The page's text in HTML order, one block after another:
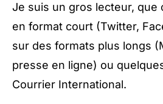
Je suis un gros lecteur, que
en format court (Twitter,
sur des formats plus longs
presse en ligne) ou
Courrier International.